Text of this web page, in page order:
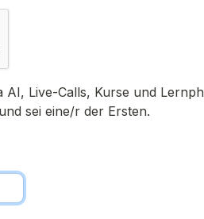
AI, Live-Calls, Kurse und
und sei eine/r der Ersten.